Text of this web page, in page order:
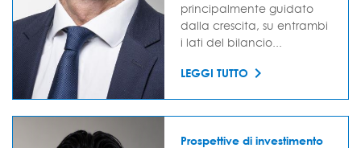
principalmente guidato
dalla crescita, su entrambi
i lati del bilancio...
LEGGI TUTTO
Prospettive di investimento